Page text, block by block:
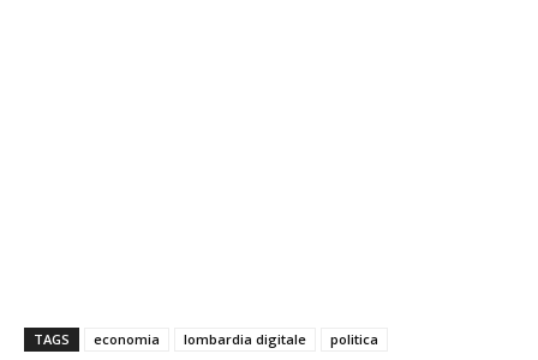
TAGS economia lombardia digitale
politica